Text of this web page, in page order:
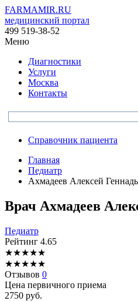
FARMAMIR.RU
медицинский портал
499 519-38-52
Меню
Диагностики
Услуги
Москва
Контакты
Справочник пациента
Главная
Педиатр
Ахмадеев Алексей
Врач Ахмадеев
Педиатр
Рейтинг 4.65
★★★★★
★★★★★
Отзывов 0
Цена первичного приема
2750 руб.